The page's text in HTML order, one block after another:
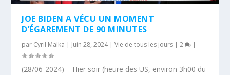
JOE BIDEN A VÉCU UN MOMENT
D’ÉGAREMENT DE 90 MINUTES
par Cyril Malka | Juin 28, 2024|Vie de tous les jours |2 |
(28/06-2024) – Hier soir (heure des US, environ 3h00 du